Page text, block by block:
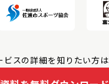
ビスの詳細を知りたい方は